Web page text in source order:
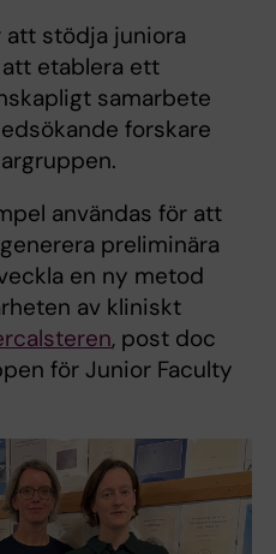
att stödja juniora
att etablera ett
samarbete
forskare
användas för att
preliminära
en ny metod
av kliniskt
, post doc
för Junior Faculty